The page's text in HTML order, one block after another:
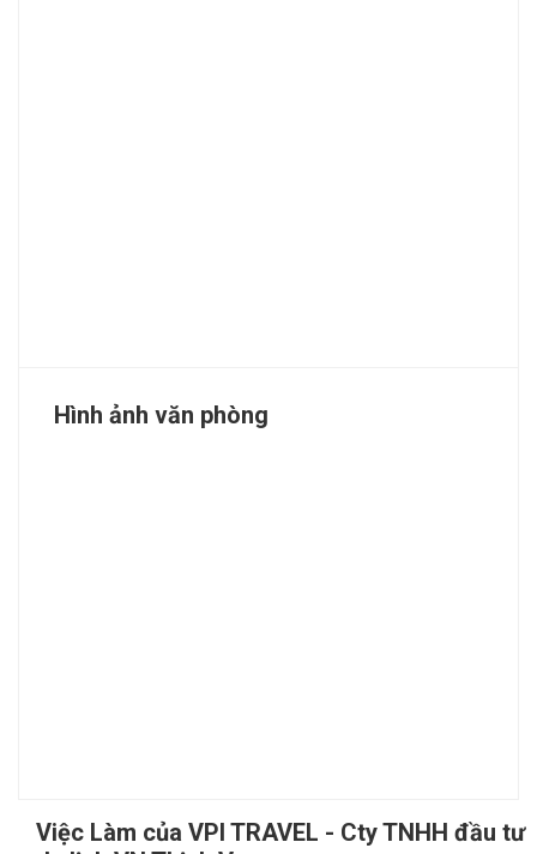
Hình ảnh văn phòng
Việc Làm của VPI TRAVEL - Cty TNHH đầu tư